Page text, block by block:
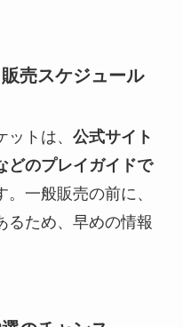
売スケジュール
トは、 公式サイト
どのプレイガイドで
一般販売の前に、
るため、早めの情報